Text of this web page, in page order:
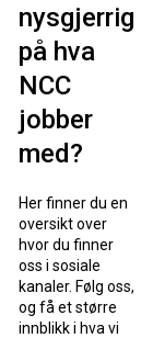
nysgjerrig
på hva
NCC
jobber
med?
Her finner du en
oversikt over
hvor du finner
oss i sosiale
kanaler. Følg oss,
og få et større
innblikk i hva vi